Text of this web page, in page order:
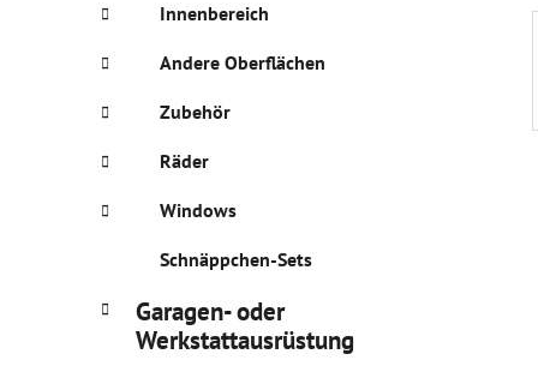
Innenbereich
Andere Oberflächen
Zubehör
Räder
Windows
Schnäppchen-Sets
Garagen- oder
Werkstattausrüstung